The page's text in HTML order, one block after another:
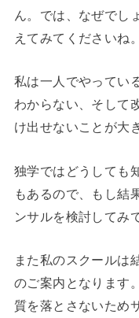
ん。では、なぜでし
えてみてくださいね。
私は一人でやってい
わからない、そして
け出せないことが大
独学ではどうしても
もあるので、もし結
ンサルを検討してみ
また私のスクールは
のご案内となります
質を落とさないため